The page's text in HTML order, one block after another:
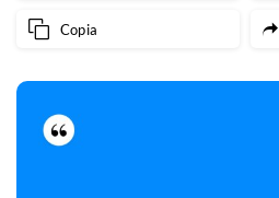
Copia